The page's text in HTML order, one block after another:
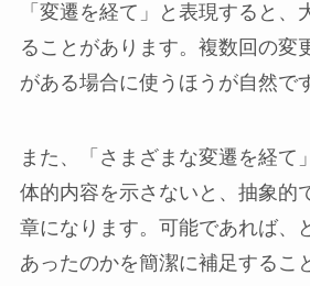
「変遷を経て」と表現すると、
ることがあります。複数回の変
がある場合に使うほうが自然で
また、「さまざまな変遷を経て
体的内容を示さないと、抽象的
章になります。可能であれば、
あったのかを簡潔に補足するこ